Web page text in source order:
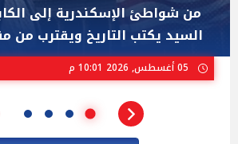
"عبد الرحمن السيد" المصري
ستيفنز" وإيباك الاسرائيلية